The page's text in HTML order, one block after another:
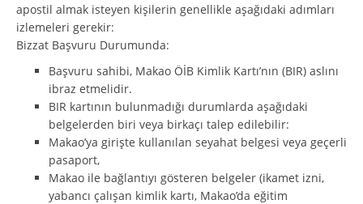
apostil almak isteyen kişilerin genellikle aşağıdaki adımları
izlemeleri gerekir:
Bizzat Başvuru Durumunda:
Başvuru sahibi, Makao ÖİB Kimlik Kartı’nın (BIR) aslını
ibraz etmelidir.
BIR kartının bulunmadığı durumlarda aşağıdaki
belgelerden biri veya birkaçı talep edilebilir:
Makao’ya girişte kullanılan seyahat belgesi veya geçerli
pasaport,
Makao ile bağlantıyı gösteren belgeler (ikamet izni,
yabancı çalışan kimlik kartı, Makao’da eğitim